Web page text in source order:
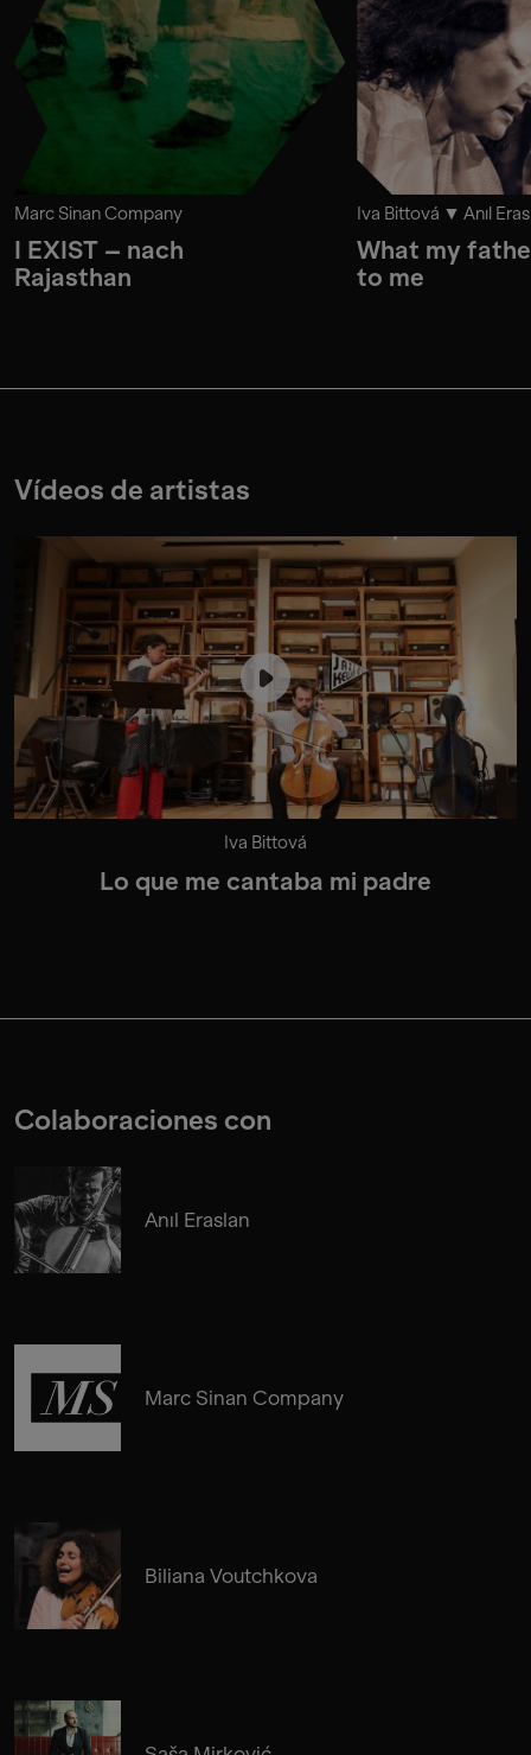
Marc Sinan Company
I EXIST – nach
Rajasthan
Iva Bittová Anıl
What my
to me
Vídeos de artistas
Iva Bittová
Lo que me cantaba mi padre
Colaboraciones con
Anıl Eraslan
Marc Sinan Company
Biliana Voutchkova